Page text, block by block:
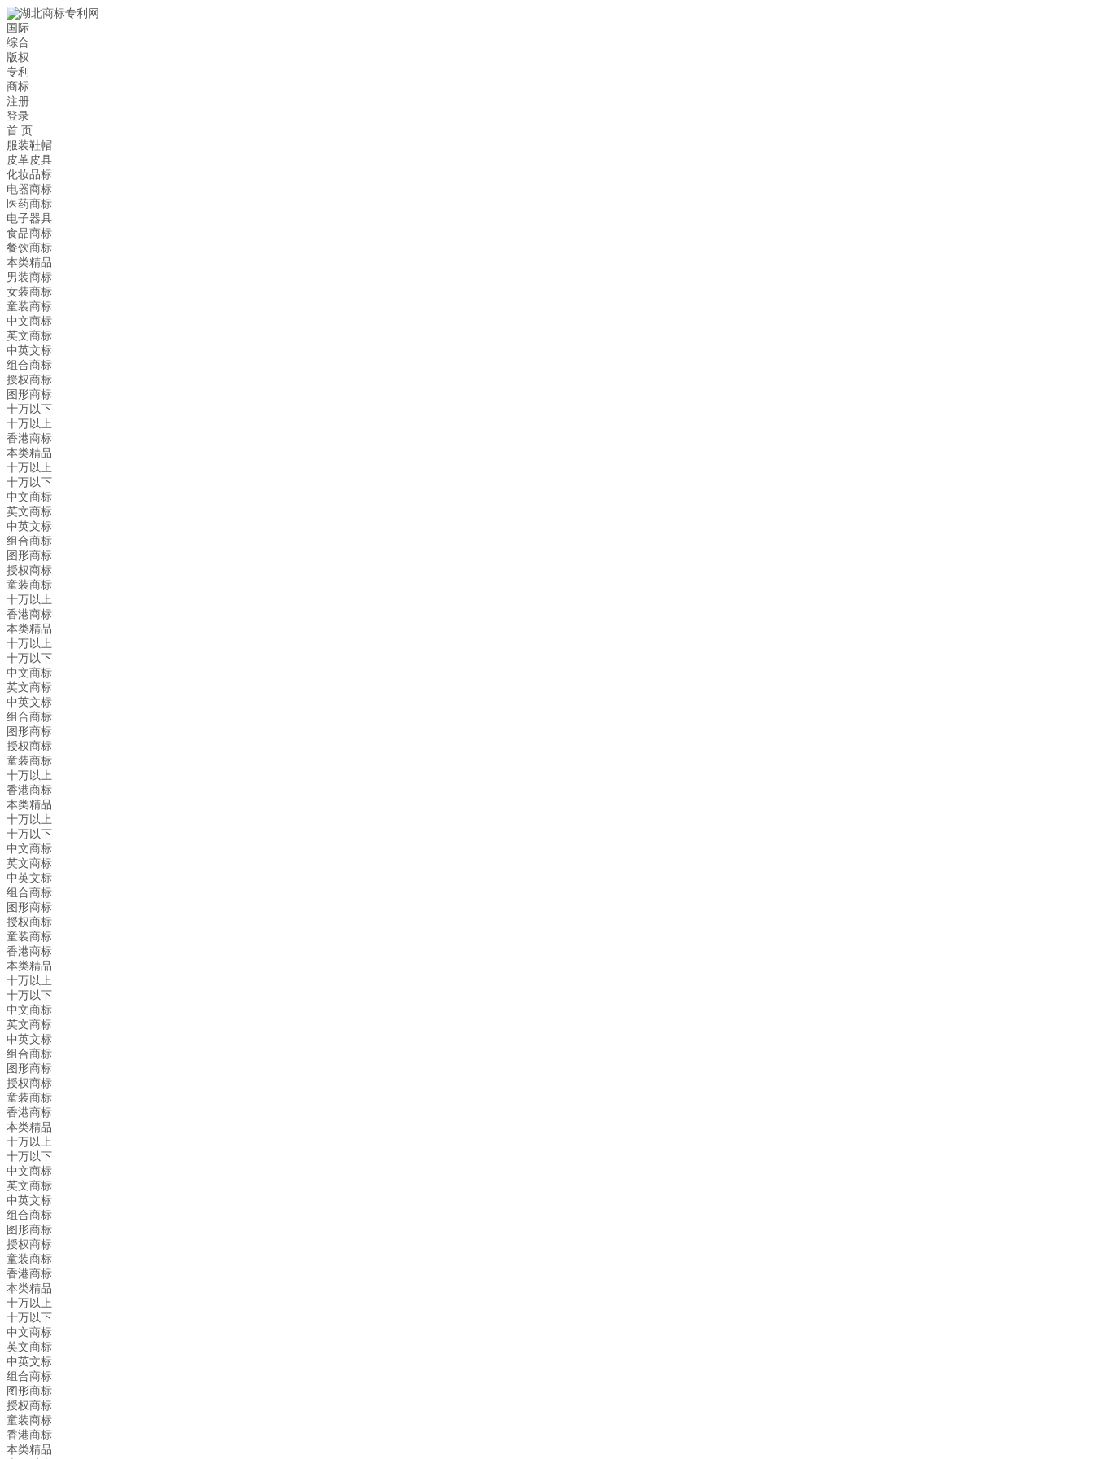
国际
综合
版权
专利
商标
注册
登录
首 页
服装鞋帽
皮革皮具
化妆品标
电器商标
医药商标
电子器具
食品商标
餐饮商标
本类精品
男装商标
女装商标
童装商标
中文商标
英文商标
中英文标
组合商标
授权商标
图形商标
十万以下
十万以上
香港商标
本类精品
十万以上
十万以下
中文商标
英文商标
中英文标
组合商标
图形商标
授权商标
童装商标
十万以上
香港商标
本类精品
十万以上
十万以下
中文商标
英文商标
中英文标
组合商标
图形商标
授权商标
童装商标
十万以上
香港商标
本类精品
十万以上
十万以下
中文商标
英文商标
中英文标
组合商标
图形商标
授权商标
童装商标
香港商标
本类精品
十万以上
十万以下
中文商标
英文商标
中英文标
组合商标
图形商标
授权商标
童装商标
香港商标
本类精品
十万以上
十万以下
中文商标
英文商标
中英文标
组合商标
图形商标
授权商标
童装商标
香港商标
本类精品
十万以上
十万以下
中文商标
英文商标
中英文标
组合商标
图形商标
授权商标
童装商标
香港商标
本类精品